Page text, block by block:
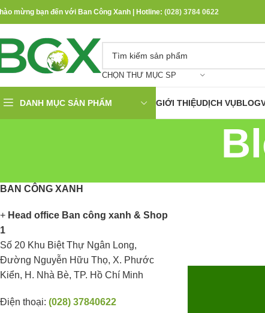
mừng bạn đến với Ban Công Xanh | Hotline: (028) 3784 0622
CHỌN THƯ MỤC SP
DANH MỤC SẢN PHẨM GIỚI THIỆUDỊCH VỤBLOG
BAN CÔNG XANH
+ Head office Ban công xanh & Shop
1
Số 20 Khu Biệt Thự Ngân Long,
Đường Nguyễn Hữu Thọ, X. Phước
Kiển, H. Nhà Bè, TP. Hồ Chí Minh
Điện thoại: (028) 37840622